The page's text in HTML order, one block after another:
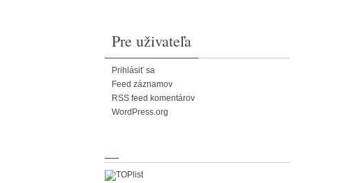
Pre uživateľa
Prihlásiť sa
Feed záznamov
RSS feed komentárov
WordPress.org